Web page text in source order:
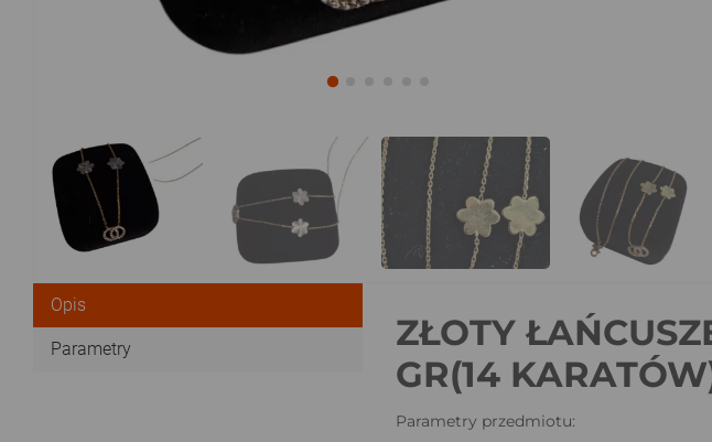
Opis
Parametry
ZŁOTY
GR(14
Parametry przedmiotu: